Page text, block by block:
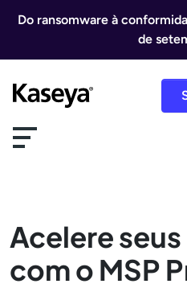
Do ransomware à
de
Acelere
com o MSP